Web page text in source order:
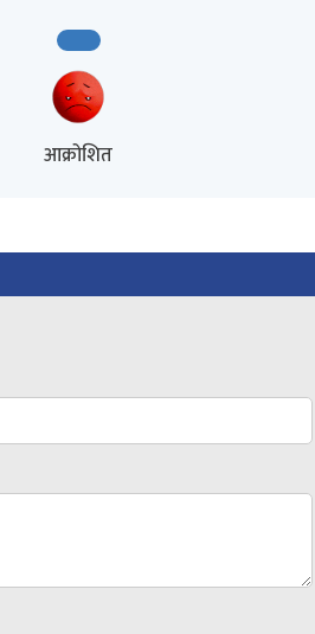
आक्रोशित